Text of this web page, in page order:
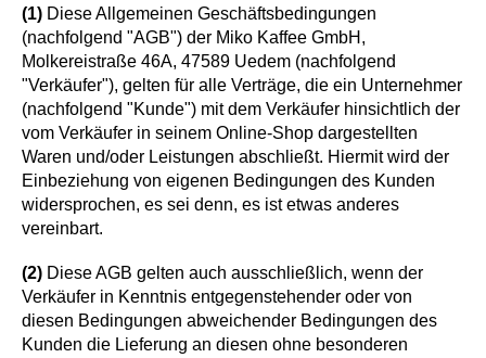
(1) Diese Allgemeinen Geschäftsbedingungen
(nachfolgend "AGB") der Miko Kaffee GmbH,
Molkereistraße 46A, 47589 Uedem (nachfolgend
"Verkäufer"), gelten für alle Verträge, die ein Unternehmer
(nachfolgend "Kunde") mit dem Verkäufer hinsichtlich der
vom Verkäufer in seinem Online-Shop dargestellten
Waren und/oder Leistungen abschließt. Hiermit wird der
Einbeziehung von eigenen Bedingungen des Kunden
widersprochen, es sei denn, es ist etwas anderes
vereinbart.
(2) Diese AGB gelten auch ausschließlich, wenn der
Verkäufer in Kenntnis entgegenstehender oder von
diesen Bedingungen abweichender Bedingungen des
Kunden die Lieferung an diesen ohne besonderen